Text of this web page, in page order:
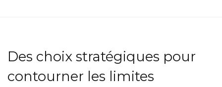
Des choix stratégiques pour
contourner les limites